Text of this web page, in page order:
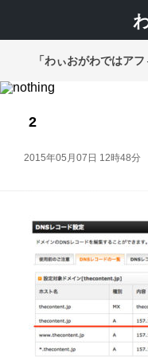
「わぃおがわではア
2
2015年05月07日 12時48分